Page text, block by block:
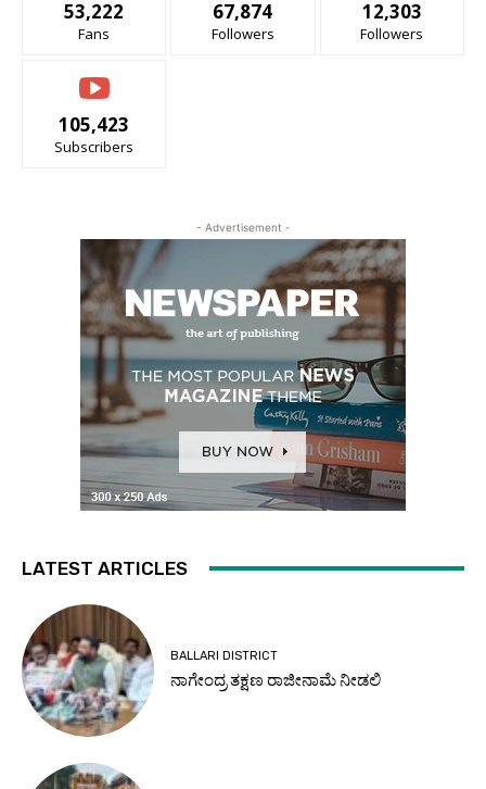
53,222
Fans
67,874
Followers
12,303
Followers
105,423
Subscribers
- Advertisement -
LATEST ARTICLES
BALLARI DISTRICT
ನಾಗೇಂದ್ರ ತಕ್ಷಣ ರಾಜೀನಾಮೆ ನೀಡಲಿ